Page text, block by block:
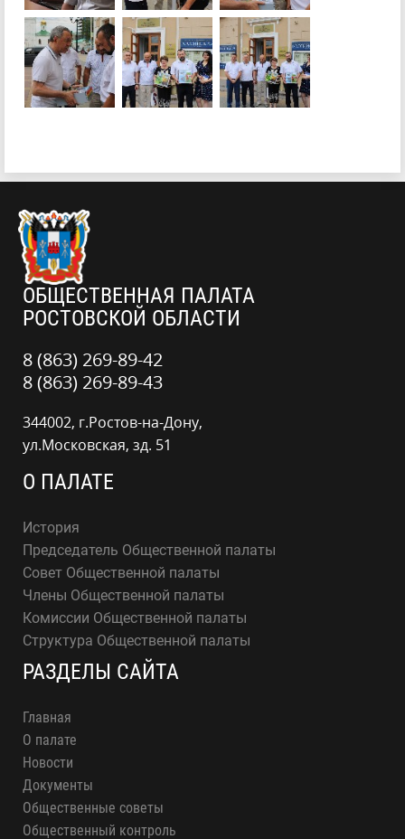
ОБЩЕСТВЕННАЯ ПАЛАТА
РОСТОВСКОЙ ОБЛАСТИ
8 (863) 269-89-42
8 (863) 269-89-43
344002, г.Ростов-на-Дону,
ул.Московская, зд. 51
О ПАЛАТЕ
История
Председатель Общественной палаты
Совет Общественной палаты
Члены Общественной палаты
Комиссии Общественной палаты
Структура Общественной палаты
РАЗДЕЛЫ САЙТА
Главная
О палате
Новости
Документы
Общественные советы
Общественный контроль